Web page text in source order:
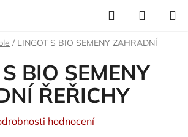
Hledat
KOŠÍK
/ LINGOT S BIO SEMENY ZAHRADNÍ
BIO SEMENY
ŘEŘICHY
hodnocení